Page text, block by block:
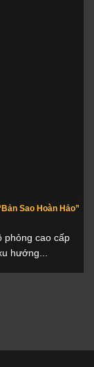
Sao Hoàn Hảo”
phỏng cao cấp
hướng...